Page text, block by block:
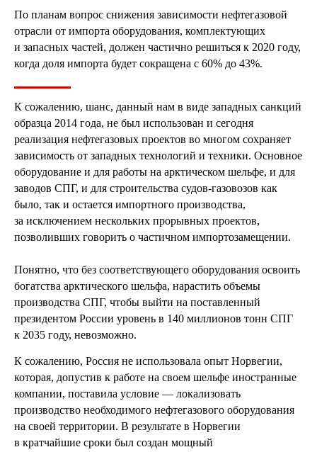
По планам вопрос снижения зависимости нефтегазовой
отрасли от импорта оборудования, комплектующих
и запасных частей, должен частично решиться к 2020 году,
когда доля импорта будет сокращена с 60% до 43%.
К сожалению, шанс, данный нам в виде западных санкций
образца 2014 года, не был использован и сегодня
реализация нефтегазовых проектов во многом сохраняет
зависимость от западных технологий и техники. Основное
оборудование и для работы на арктическом шельфе, и для
заводов СПГ, и для строительства судов-газовозов как
было, так и остается импортного производства,
за исключением нескольких прорывных проектов,
позволивших говорить о частичном импортозамещении.
Понятно, что без соответствующего оборудования освоить
богатства арктического шельфа, нарастить объемы
производства СПГ, чтобы выйти на поставленный
президентом России уровень в 140 миллионов тонн СПГ
к 2035 году, невозможно.
К сожалению, Россия не использовала опыт Норвегии,
которая, допустив к работе на своем шельфе иностранные
компании, поставила условие — локализовать
производство необходимого нефтегазового оборудования
на своей территории. В результате в Норвегии
в кратчайшие сроки был создан мощный